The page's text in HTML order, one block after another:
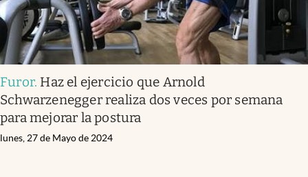
Furor. Haz el ejercicio que Arnold
Schwarzenegger realiza dos veces por semana
para mejorar la postura
lunes, 27 de Mayo de 2024